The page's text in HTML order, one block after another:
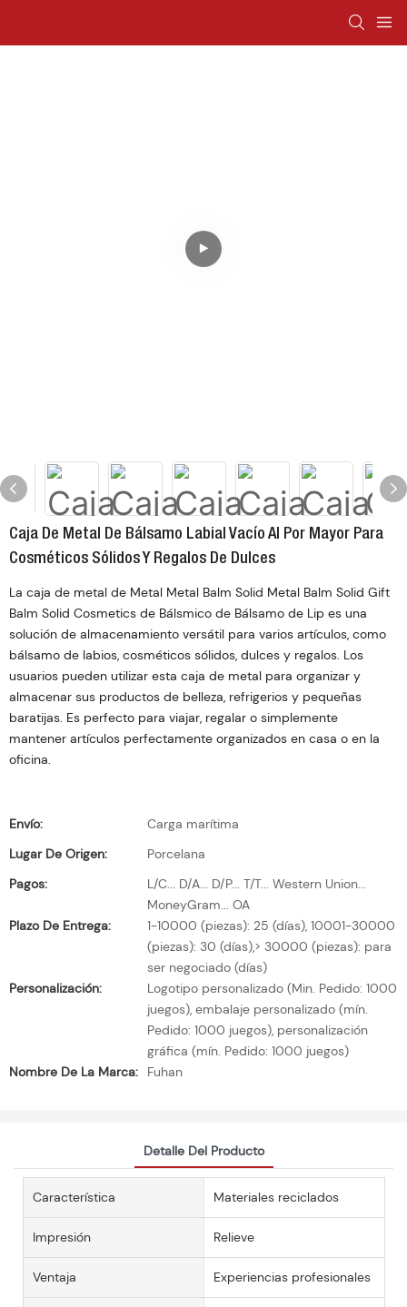
Caja De Metal De Bálsamo Labial Vacío Al Por Mayor Para
Cosméticos Sólidos Y Regalos De Dulces
La caja de metal de Metal Metal Balm Solid Metal Balm Solid Gift
Balm Solid Cosmetics de Bálsmico de Bálsamo de Lip es una
solución de almacenamiento versátil para varios artículos, como
bálsamo de labios, cosméticos sólidos, dulces y regalos. Los
usuarios pueden utilizar esta caja de metal para organizar y
almacenar sus productos de belleza, refrigerios y pequeñas
baratijas. Es perfecto para viajar, regalar o simplemente
mantener artículos perfectamente organizados en casa o en la
oficina.
Envío:
Carga marítima
Lugar De Origen:
Porcelana
Pagos:
L/C... D/A... D/P... T/T... Western Union...
MoneyGram... OA
Plazo De Entrega:
1-10000 (piezas): 25 (días), 10001-30000
(piezas): 30 (días),> 30000 (piezas): para
ser negociado (días)
Personalización:
Logotipo personalizado (Min. Pedido: 1000
juegos), embalaje personalizado (mín.
Pedido: 1000 juegos), personalización
gráfica (mín. Pedido: 1000 juegos)
Nombre De La Marca:
Fuhan
Detalle Del Producto
Característica Materiales reciclados
Impresión Relieve
Ventaja Experiencias profesionales